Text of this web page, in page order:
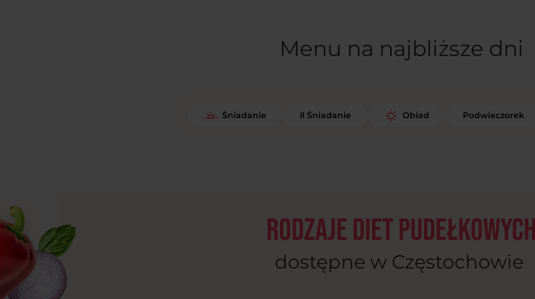
Menu na najbliższe dni
Śniadanie II Śniadanie Obiad Podwieczorek
Rodzaje diet pudełkowych
dostępne w Częstochowie